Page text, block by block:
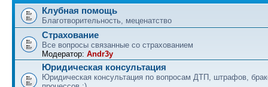
Клубная помощь
Благотворительность, меценатство
Страхование
Все вопросы связанные со страхованием
Модератор: Andr3y
Юридическая консультация
Юридическая консультация по вопросам ДТП, штрафов,